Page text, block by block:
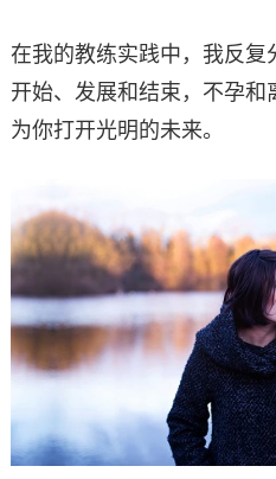
在我的教练实践中，我反复
开始、发展和结束，不孕和
为你打开光明的未来。